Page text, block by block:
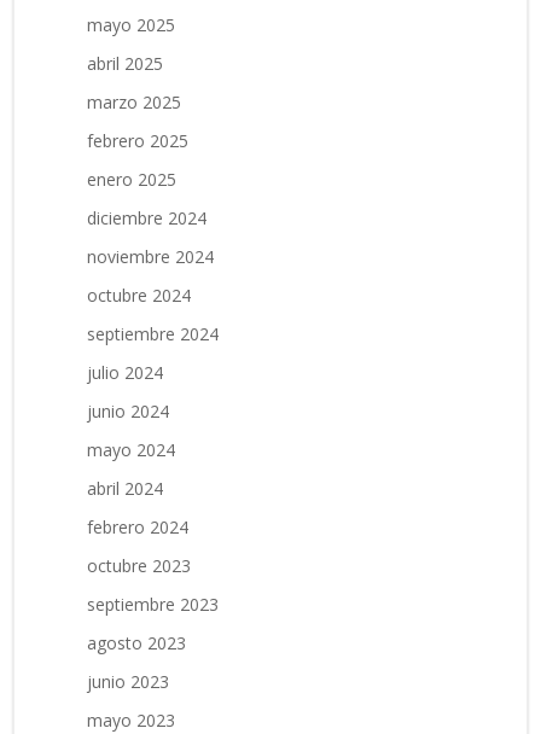
mayo 2025
abril 2025
marzo 2025
febrero 2025
enero 2025
diciembre 2024
noviembre 2024
octubre 2024
septiembre 2024
julio 2024
junio 2024
mayo 2024
abril 2024
febrero 2024
octubre 2023
septiembre 2023
agosto 2023
junio 2023
mayo 2023